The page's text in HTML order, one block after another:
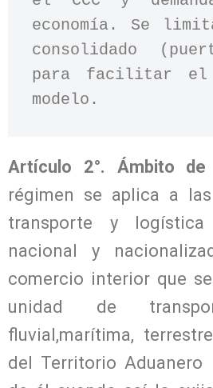
economía. Se
consolidado
para facilitar
modelo.
Artículo 2°. Ámbito de
régimen se aplica a
transporte y logística
nacional y
comercio interior que
unidad de
fluvial,marítima,
del Territorio Aduanero